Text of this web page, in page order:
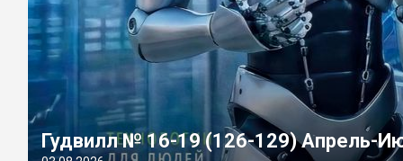
Гудвилл № 16-19 (126-129) Апрель-